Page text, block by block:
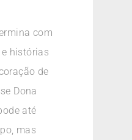
com
histórias
de
Dona
até
mas